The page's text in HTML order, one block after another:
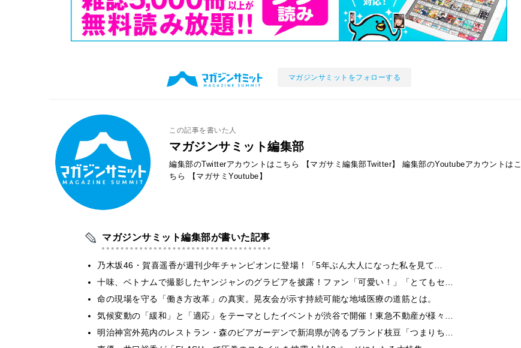
マガジンサミットをフォローする
この記事を書いた人
マガジンサミット編集部
編集部のTwitterアカウントはこちら 【マガサミ編集部Twitter】
編集部のYoutubeアカウントはこ
ちら
【マガサミYoutube】
マガジンサミット編集部が書いた記事
乃木坂46・賀喜遥香が週刊少年チャンピオンに登場！「5年ぶん大人になった私を見て…
十味、ベトナムで撮影したヤンジャンのグラビアを披露！ファン「可愛い！」「とてもセ…
​命の現場を守る「働き方改革」の真実。晃友会が示す持続可能な地域医療の道筋とは。
気候変動の「緩和」と「適応」をテーマとしたイベントが渋谷で開催！東急不動産が様々…
明治神宮外苑内のレストラン・森のビアガーデンで新潟県が誇るブランド枝豆「つまりち…